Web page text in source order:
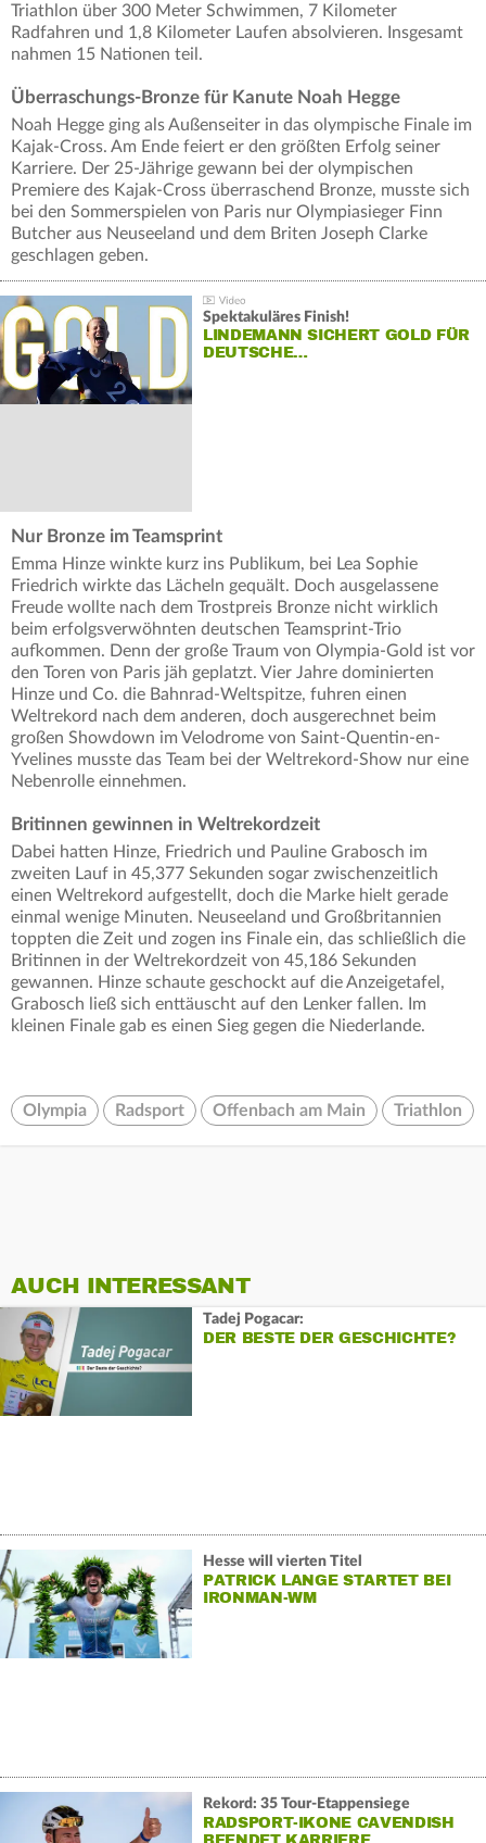
Triathlon über 300 Meter Schwimmen, 7 Kilometer
Radfahren und 1,8 Kilometer Laufen absolvieren. Insgesamt
nahmen 15 Nationen teil.
Überraschungs-Bronze für Kanute Noah Hegge
Noah Hegge ging als Außenseiter in das olympische Finale im
Kajak-Cross. Am Ende feiert er den größten Erfolg seiner
Karriere. Der 25-Jährige gewann bei der olympischen
Premiere des Kajak-Cross überraschend Bronze, musste sich
bei den Sommerspielen von Paris nur Olympiasieger Finn
Butcher aus Neuseeland und dem Briten Joseph Clarke
geschlagen geben.
Spektakuläres Finish!
LINDEMANN SICHERT GOLD FÜR
DEUTSCHE…
Nur Bronze im Teamsprint
Emma Hinze winkte kurz ins Publikum, bei Lea Sophie
Friedrich wirkte das Lächeln gequält. Doch ausgelassene
Freude wollte nach dem Trostpreis Bronze nicht wirklich
beim erfolgsverwöhnten deutschen Teamsprint-Trio
aufkommen. Denn der große Traum von Olympia-Gold ist vor
den Toren von Paris jäh geplatzt. Vier Jahre dominierten
Hinze und Co. die Bahnrad-Weltspitze, fuhren einen
Weltrekord nach dem anderen, doch ausgerechnet beim
großen Showdown im Velodrome von Saint-Quentin-en-
Yvelines musste das Team bei der Weltrekord-Show nur eine
Nebenrolle einnehmen.
Britinnen gewinnen in Weltrekordzeit
Dabei hatten Hinze, Friedrich und Pauline Grabosch im
zweiten Lauf in 45,377 Sekunden sogar zwischenzeitlich
einen Weltrekord aufgestellt, doch die Marke hielt gerade
einmal wenige Minuten. Neuseeland und Großbritannien
toppten die Zeit und zogen ins Finale ein, das schließlich die
Britinnen in der Weltrekordzeit von 45,186 Sekunden
gewannen. Hinze schaute geschockt auf die Anzeigetafel,
Grabosch ließ sich enttäuscht auf den Lenker fallen. Im
kleinen Finale gab es einen Sieg gegen die Niederlande.
Olympia Radsport Offenbach am Main Triathlon
AUCH INTERESSANT
Tadej Pogacar:
DER BESTE DER GESCHICHTE?
Hesse will vierten Titel
PATRICK LANGE STARTET BEI
IRONMAN-WM
Rekord: 35 Tour-Etappensiege
RADSPORT-IKONE CAVENDISH